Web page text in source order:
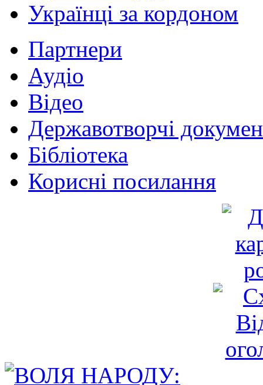
Українці за кордоном
Партнери
Аудіо
Відео
Державотворчі
Бібліотека
Корисні посилання